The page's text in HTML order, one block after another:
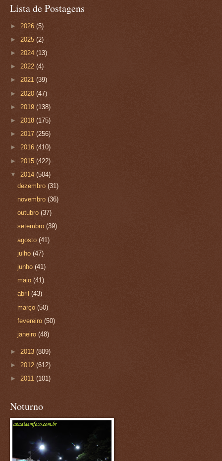
Lista de Postagens
► 2026 (5)
► 2025 (2)
► 2024 (13)
► 2022 (4)
► 2021 (39)
► 2020 (47)
► 2019 (138)
► 2018 (175)
► 2017 (256)
► 2016 (410)
► 2015 (422)
▼ 2014 (504)
dezembro(31)
novembro(36)
outubro(37)
setembro(39)
agosto(41)
julho(47)
junho(41)
maio(41)
abril(43)
março(50)
fevereiro(50)
janeiro(48)
► 2013 (809)
► 2012 (612)
► 2011 (101)
Noturno